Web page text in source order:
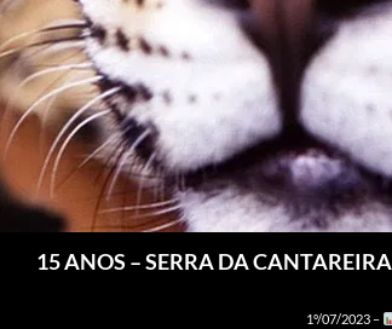
15 ANOS – SERRA DA
1º/07/2023 –